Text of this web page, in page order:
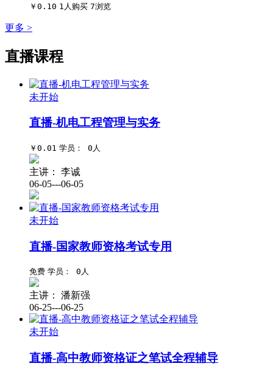
￥0.10 1人购买 7浏览
更多 >
直播课程
未开始
直播-机电工程管理与实务
￥0.01 学员： 0人
主讲：
李诚
06-05---06-05
未开始
直播-国家教师资格考试专用
免费 学员： 0人
主讲：
潘新强
06-25---06-25
未开始
直播-高中教师资格证之笔试全程辅导